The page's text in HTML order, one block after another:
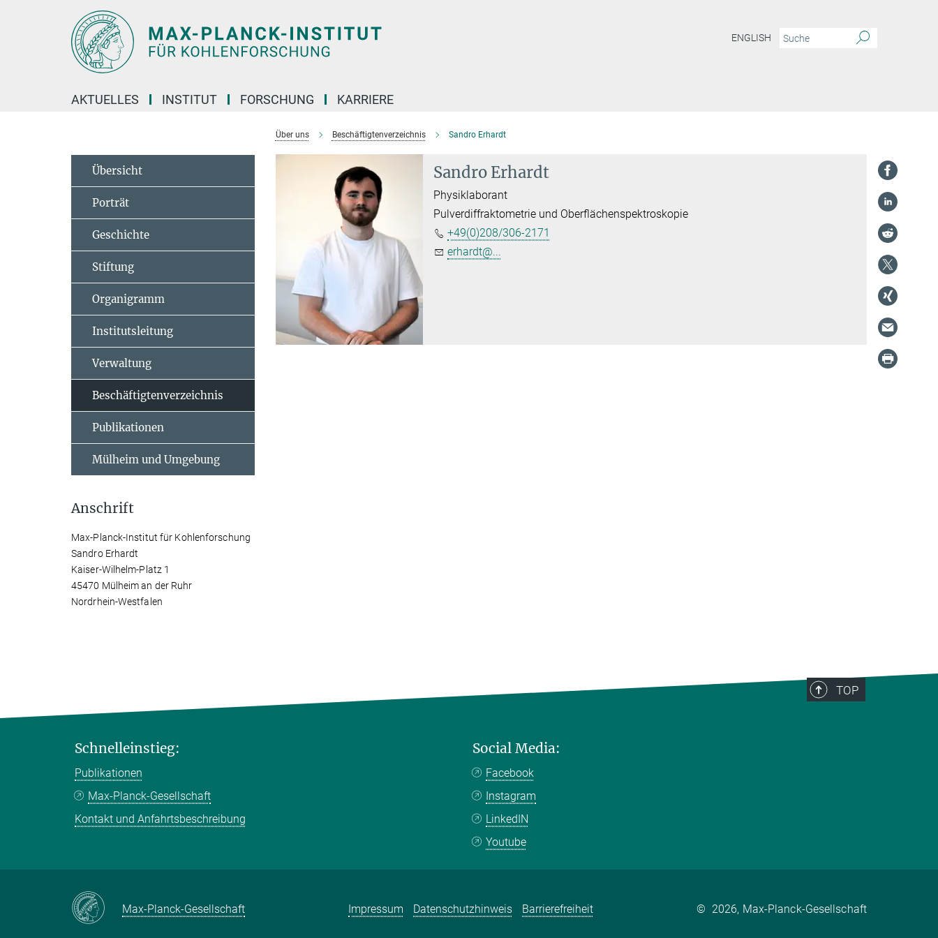
ENGLISH
AKTUELLES INSTITUT FORSCHUNG KARRIERE
Über uns Beschäftigtenverzeichnis Sandro Erhardt
Sandro Erhardt
Physiklaborant
Pulverdiffraktometrie und Oberflächenspektroskopie
+49(0)208/306-2171
erhardt@...
Übersicht
Porträt
Geschichte
Stiftung
Organigramm
Institutsleitung
Verwaltung
Beschäftigtenverzeichnis
Publikationen
Mülheim und Umgebung
Anschrift
Max-Planck-Institut für Kohlenforschung
Sandro Erhardt
Kaiser-Wilhelm-Platz 1
45470 Mülheim an der Ruhr
Nordrhein-Westfalen
TOP
Schnelleinstieg:
Publikationen
Max-Planck-Gesellschaft
Kontakt und Anfahrtsbeschreibung
Social Media:
Facebook
Instagram
LinkedIN
Youtube
Max-Planck-Gesellschaft Impressum Datenschutzhinweis Barrierefreiheit © 2026, Max-Planck-Gesellschaft